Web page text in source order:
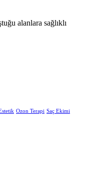
alanlara sağlıklı
Ozon Terapi Saç Ekimi